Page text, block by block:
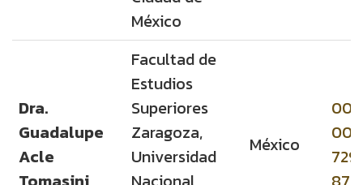
México
Dra.
Guadalupe
Acle
Facultad de
Estudios
Superiores
Zaragoza,
Universidad
México